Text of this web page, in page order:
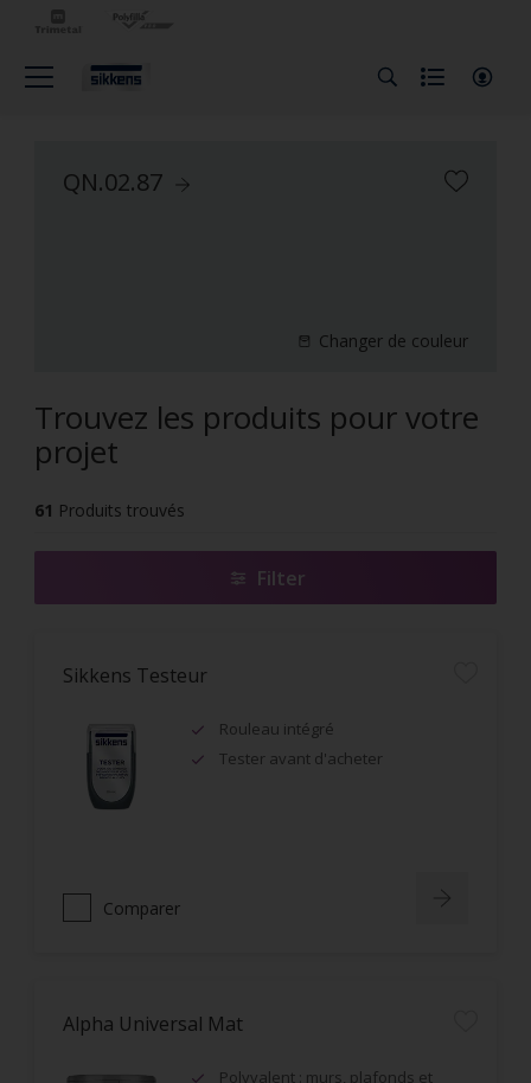
QN.02.87
Changer de couleur
Trouvez les produits pour votre
projet
61 Produits trouvés
Filter
Sikkens Testeur
Rouleau intégré
Tester avant d'acheter
Comparer
Alpha Universal Mat
Polyvalent : murs, plafonds et